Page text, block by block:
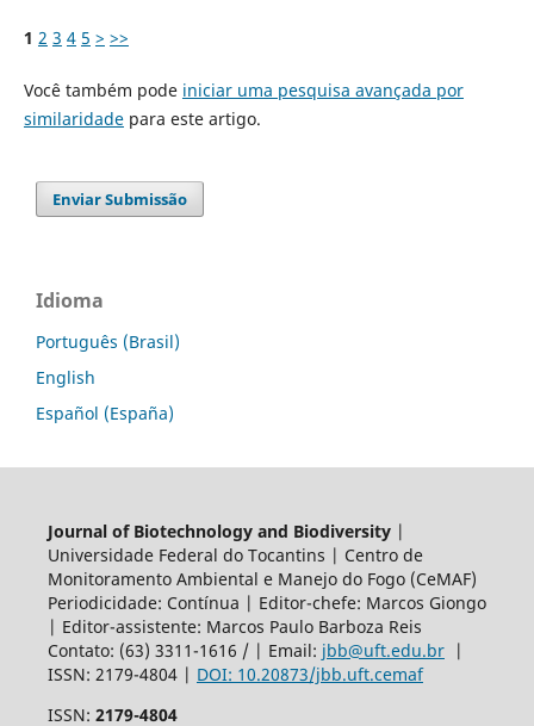
1 2 3 4 5 > >>
Você também pode iniciar uma pesquisa avançada por
similaridadepara este artigo.
Enviar Submissão
Idioma
Português (Brasil)
English
Español (España)
Journal of Biotechnology and Biodiversity|
Universidade Federal do Tocantins | Centro de
Monitoramento Ambiental e Manejo do Fogo (CeMAF)
Periodicidade: Contínua | Editor-chefe: Marcos Giongo
| Editor-assistente: Marcos Paulo Barboza Reis
Contato: (63) 3311-1616 / | Email: jbb@uft.edu.br|
ISSN: 2179-4804 | DOI: 10.20873/jbb.uft.cemaf
ISSN: 2179-4804